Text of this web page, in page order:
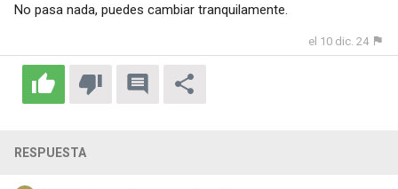
No pasa nada, puedes cambiar tranquilamente.
el 10 dic. 24
RESPUESTA